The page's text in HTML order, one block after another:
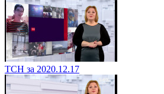
ТСН за 2020.12.17